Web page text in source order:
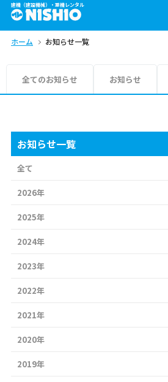
建機（建設機械）・重機レンタル
商品一覧
問合せ依頼リスト
エリア情報を見る
中部 関西
ホーム お知らせ一覧
全てのお知らせ お知らせ
お知らせ一覧
全て
2026年
2025年
2024年
2023年
2022年
2021年
2020年
2019年